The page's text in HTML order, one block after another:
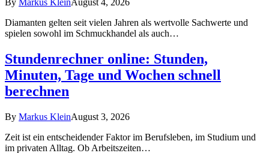
By Markus KleinAugust 4, 2026
Diamanten gelten seit vielen Jahren als wertvolle Sachwerte und
spielen sowohl im Schmuckhandel als auch…
Stundenrechner online: Stunden,
Minuten, Tage und Wochen schnell
berechnen
By Markus KleinAugust 3, 2026
Zeit ist ein entscheidender Faktor im Berufsleben, im Studium und
im privaten Alltag. Ob Arbeitszeiten…